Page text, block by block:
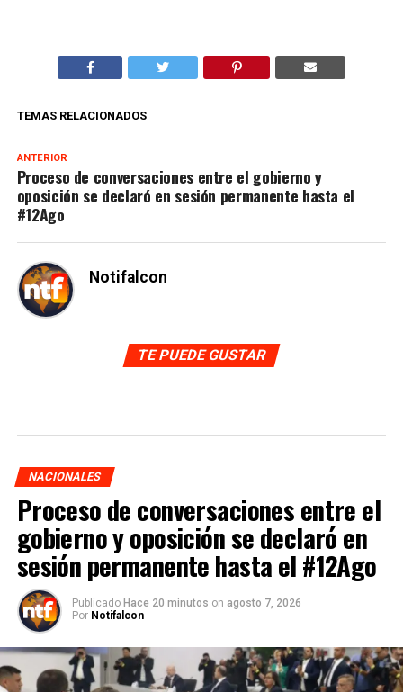
TEMAS RELACIONADOS
ANTERIOR
Proceso de conversaciones entre el gobierno y
oposición se declaró en sesión permanente hasta el
#12Ago
Notifalcon
TE PUEDE GUSTAR
NACIONALES
Proceso de conversaciones entre el
gobierno y oposición se declaró en
sesión permanente hasta el #12Ago
Publicado Hace 20 minutos on agosto 7, 2026
Por Notifalcon